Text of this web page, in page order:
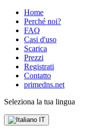
Home
Perché noi?
FAQ
Casi d'uso
Scarica
Prezzi
Registrati
Contatto
primedns.net
Seleziona la tua lingua
IT